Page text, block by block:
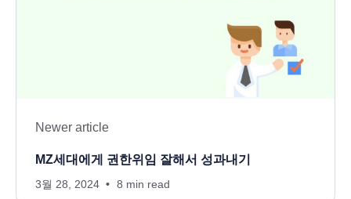
Newer article
MZ세대에게 권한위임 잘해서 성과내기
3월 28, 2024 8 min read